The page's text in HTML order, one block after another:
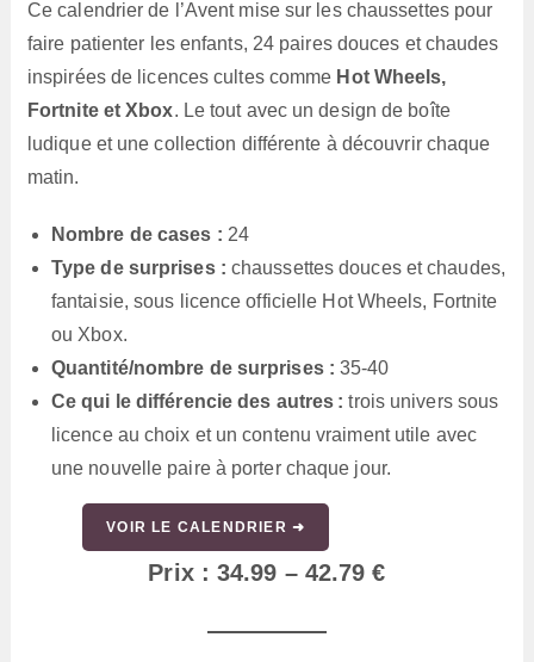
Ce calendrier de l’Avent mise sur les chaussettes pour
faire patienter les enfants, 24 paires douces et chaudes
inspirées de licences cultes comme Hot Wheels,
Fortnite et Xbox. Le tout avec un design de boîte
ludique et une collection différente à découvrir chaque
matin.
Nombre de cases : 24
Type de surprises : chaussettes douces et chaudes,
fantaisie, sous licence officielle Hot Wheels, Fortnite
ou Xbox.
Quantité/nombre de surprises : 35-40
Ce qui le différencie des autres : trois univers sous
licence au choix et un contenu vraiment utile avec
une nouvelle paire à porter chaque jour.
VOIR LE CALENDRIER ➜
Prix : 34.99 – 42.79 €